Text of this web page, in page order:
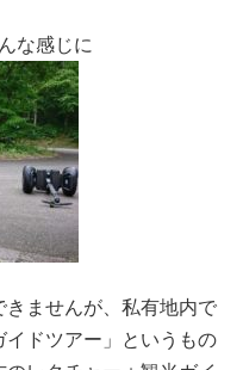
な感じに
きませんが、私有地内で
ドツアー」というもの